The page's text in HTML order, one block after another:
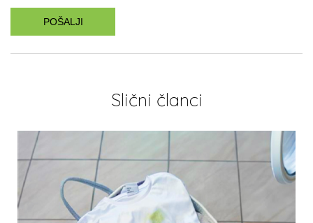
POŠALJI
Slični članci